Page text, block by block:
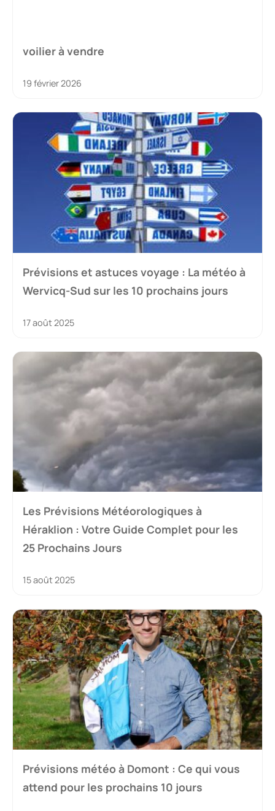
voilier à vendre
19 février 2026
Prévisions et astuces voyage : La météo à
Wervicq-Sud sur les 10 prochains jours
17 août 2025
Les Prévisions Météorologiques à
Héraklion : Votre Guide Complet pour les
25 Prochains Jours
15 août 2025
Prévisions météo à Domont : Ce qui vous
attend pour les prochains 10 jours